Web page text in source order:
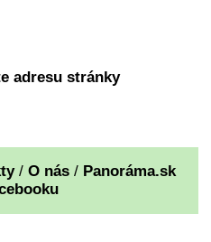
adresu stránky
/ O nás/ Panoráma.sk